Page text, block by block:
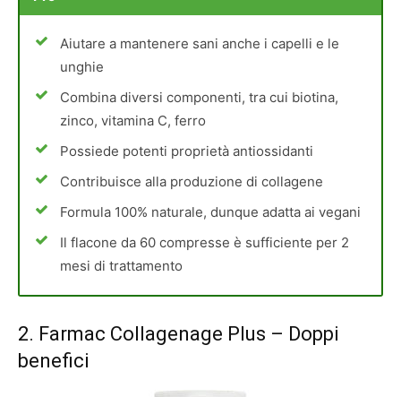
Aiutare a mantenere sani anche i capelli e le
unghie
Combina diversi componenti, tra cui biotina,
zinco, vitamina C, ferro
Possiede potenti proprietà antiossidanti
Contribuisce alla produzione di collagene
Formula 100% naturale, dunque adatta ai vegani
Il flacone da 60 compresse è sufficiente per 2
mesi di trattamento
2. Farmac Collagenage Plus – Doppi
benefici